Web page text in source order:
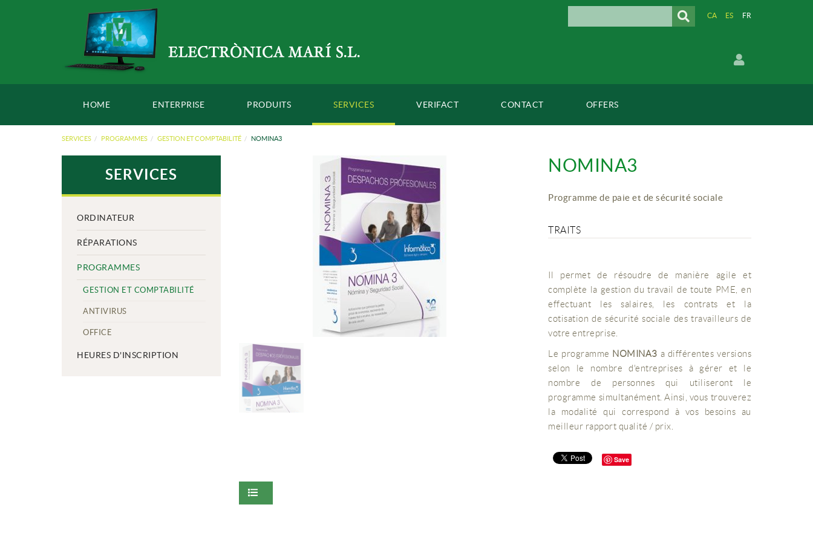
CA ES FR
HOME ENTERPRISE PRODUITS SERVICES VERIFACT CONTACT OFFERS
SERVICES PROGRAMMES GESTION ET COMPTABILITÉ NOMINA3
SERVICES
ORDINATEUR
RÉPARATIONS
PROGRAMMES
GESTION ET COMPTABILITÉ
ANTIVIRUS
OFFICE
HEURES D'INSCRIPTION
NOMINA3
Programme de paie et de sécurité sociale
TRAITS
Il permet de résoudre de manière agile et
complète la gestion du travail de toute PME, en
effectuant les salaires, les contrats et la
cotisation de sécurité sociale des travailleurs de
votre entreprise.
Le programme NOMINA3 a différentes versions
selon le nombre d'entreprises à gérer et le
nombre de personnes qui utiliseront le
programme simultanément. Ainsi, vous trouverez
la modalité qui correspond à vos besoins au
meilleur rapport qualité / prix.
Save